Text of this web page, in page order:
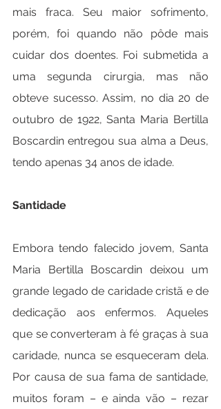
mais fraca. Seu maior sofrimento,
porém, foi quando não pôde mais
cuidar dos doentes. Foi submetida a
uma segunda cirurgia, mas não
obteve sucesso. Assim, no dia 20 de
outubro de 1922, Santa Maria Bertilla
Boscardin entregou sua alma a Deus,
tendo apenas 34 anos de idade.
Santidade
Embora tendo falecido jovem, Santa
Maria Bertilla Boscardin deixou um
grande legado de caridade cristã e de
dedicação aos enfermos. Aqueles
que se converteram à fé graças à sua
caridade, nunca se esqueceram dela.
Por causa de sua fama de santidade,
muitos foram – e ainda vão – rezar